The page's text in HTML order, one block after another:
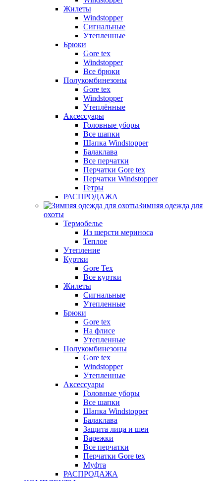
Жилеты
Windstopper
Сигнальные
Утепленные
Брюки
Gore tex
Windstopper
Все брюки
Полукомбинезоны
Gore tex
Windstopper
Утеплённые
Аксессуары
Головные уборы
Все шапки
Шапка Windstopper
Балаклава
Все перчатки
Перчатки Gore tex
Перчатки Windstopper
Гетры
РАСПРОДАЖА
Зимняя одежда для
охоты
Термобелье
Из шерсти мериноса
Теплое
Утепление
Куртки
Gore Tex
Все куртки
Жилеты
Сигнальные
Утепленные
Брюки
Gore tex
На флисе
Утепленные
Полукомбинезоны
Gore tex
Windstopper
Утепленные
Аксессуары
Головные уборы
Все шапки
Шапка Windstopper
Балаклава
Защита лица и шеи
Варежки
Все перчатки
Перчатки Gore tex
Муфта
РАСПРОДАЖА